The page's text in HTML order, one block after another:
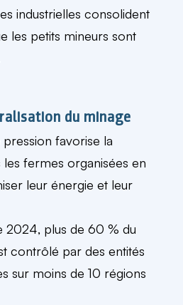
industrielles consolident
les petits mineurs sont
du minage
favorise la
fermes organisées en
leur énergie et leur
2024, plus de 60 % du
contrôlé par des entités
sur moins de 10 régions